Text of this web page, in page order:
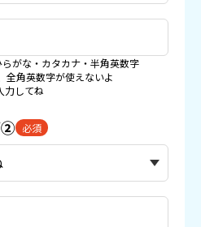
がな・カタカナ・半角英数字
全角英数字が使えないよ
してね
② 必須